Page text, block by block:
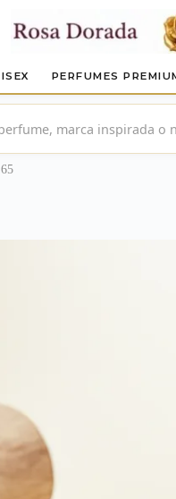
PERFUMES